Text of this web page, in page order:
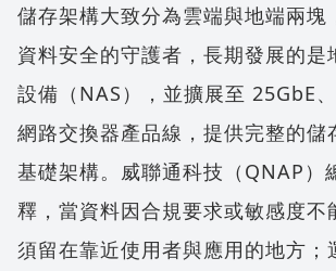
儲存架構大致分為雲端與地端兩塊
資料安全的守護者，長期發展的是
設備（NAS），並擴展至 25GbE
網路交換器產品線，提供完整的儲
基礎架構。威聯通科技（QNAP）
釋，當資料因合規要求或敏感度不
須留在靠近使用者與應用的地方；